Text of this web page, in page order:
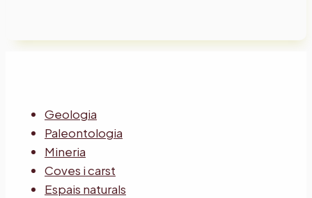
Geologia
Paleontologia
Mineria
Coves i carst
Espais naturals